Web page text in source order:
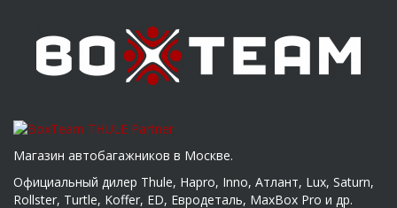
Магазин автобагажников в Москве.
Официальный дилер Thule, Hapro, Inno, Атлант, Lux, Saturn,
Rollster, Turtle, Koffer, ED, Евродеталь, MaxBox Pro и др.